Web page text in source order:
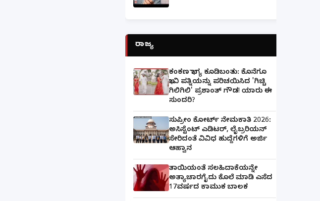
ರಾಜ್ಯ
ಕಂಕಣ ಭಾಗ್ಯ ಕೂಡಿಬಂತು: ಕೊನೆಗೂ
ಭಾವಿ ಪತ್ನಿಯನ್ನು ಪರಿಚಯಿಸಿದ 'ಗಿಚ್ಚಿ
ಗಿಲಿಗಿಲಿ' ಪ್ರಶಾಂತ್ ಗೌಡ! ಯಾರು ಈ
ಸುಂದರಿ?
ಸುಪ್ರೀಂ ಕೋರ್ಟ್ ನೇಮಕಾತಿ 2026:
ಅಸಿಸ್ಟೆಂಟ್ ಎಡಿಟರ್, ಲೈಬ್ರರಿಯನ್
ಸೇರಿದಂತೆ ವಿವಿಧ ಹುದ್ದೆಗಳಿಗೆ ಅರ್ಜಿ
ಆಹ್ವಾನ
ತಾಯಿಯಂತೆ ಸಲಹಿದಾಕೆಯನ್ನೇ
ಅತ್ಯಾಚಾರಗೈದು ಕೊಲೆ ಮಾಡಿ ಎಸೆದ
17ವರ್ಷದ ಕಾಮುಕ ಬಾಲಕ